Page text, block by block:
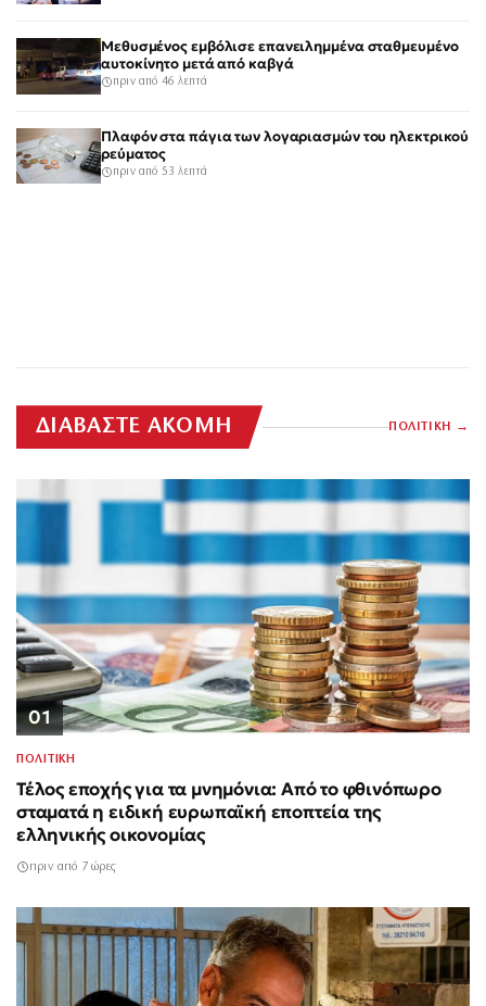
Μεθυσμένος εμβόλισε επανειλημμένα σταθμευμένο
αυτοκίνητο μετά από καβγά
πριν από 46 λεπτά
Πλαφόν στα πάγια των λογαριασμών του ηλεκτρικού
ρεύματος
πριν από 53 λεπτά
ΔΙΑΒΑΣΤΕ ΑΚΟΜΗ ΠΟΛΙΤΙΚΗ
01
ΠΟΛΙΤΙΚΗ
Τέλος εποχής για τα μνημόνια: Από το φθινόπωρο
σταματά η ειδική ευρωπαϊκή εποπτεία της
ελληνικής οικονομίας
πριν από 7 ώρες